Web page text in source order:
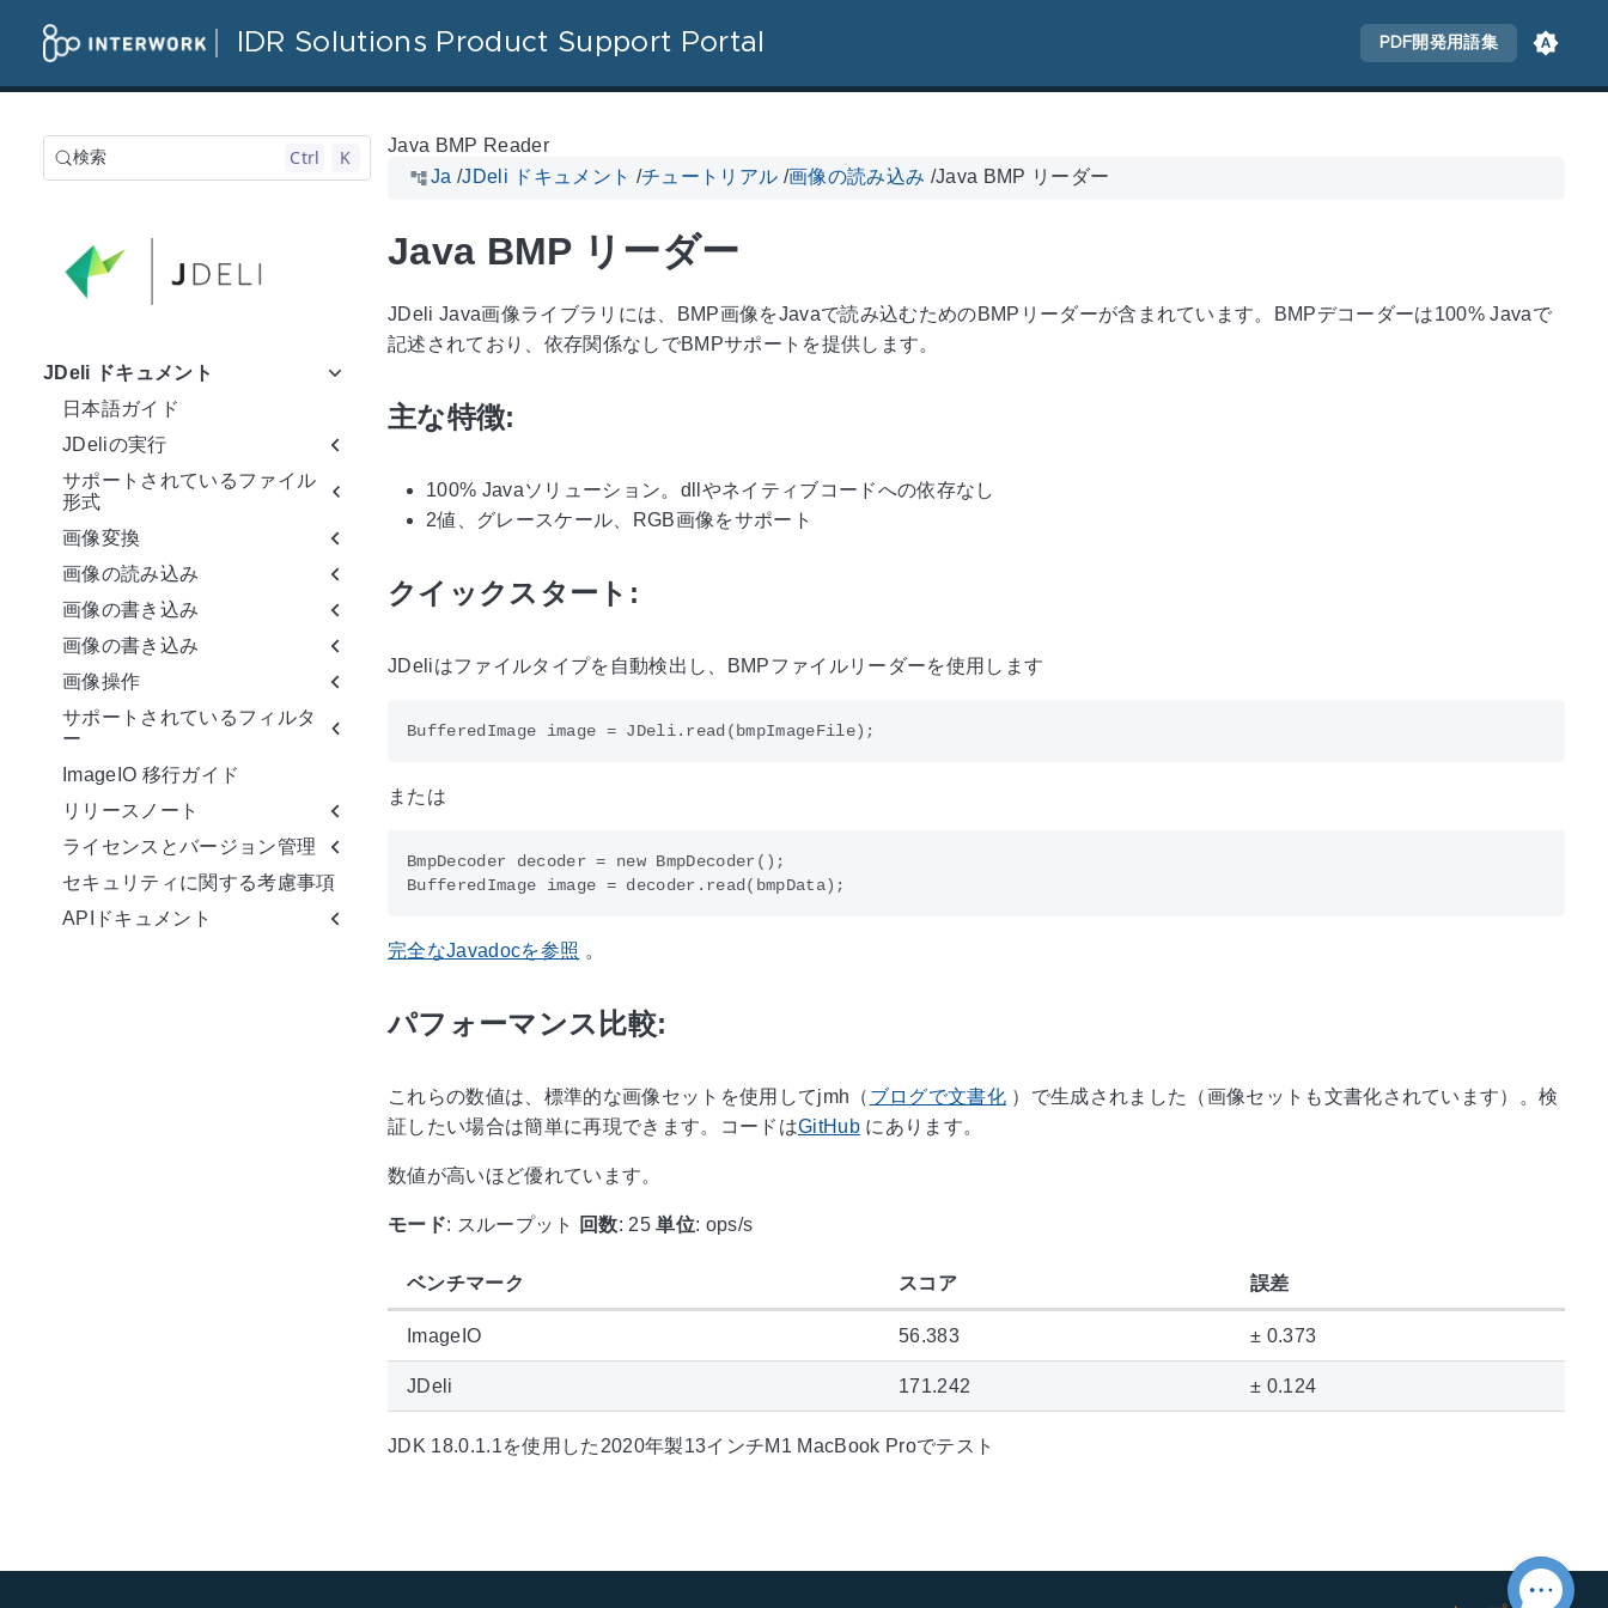
IDR Solutions Product Support Portal PDF開発用語集
検索 Ctrl K
JDeli ドキュメント
日本語ガイド
JDeliの実行
サポートされているファイル
形式
画像変換
画像の読み込み
画像の書き込み
画像の書き込み
画像操作
サポートされているフィルタ
ー
ImageIO 移行ガイド
リリースノート
ライセンスとバージョン管理
セキュリティに関する考慮事項
APIドキュメント
Java BMP Reader
Ja /JDeli ドキュメント /チュートリアル /画像の読み込み /Java BMP リーダー
Java BMP リーダー
JDeli Java画像ライブラリには、BMP画像をJavaで読み込むためのBMPリーダーが含まれています。BMPデコーダーは100% Javaで
記述されており、依存関係なしでBMPサポートを提供します。
主な特徴:
100% Javaソリューション。dllやネイティブコードへの依存なし
2値、グレースケール、RGB画像をサポート
クイックスタート:
JDeliはファイルタイプを自動検出し、BMPファイルリーダーを使用します
または
BmpDecoder decoder = new BmpDecoder();
完全なJavadocを参照 。
パフォーマンス比較:
これらの数値は、標準的な画像セットを使用してjmh（ ブログで文書化）で生成されました（画像セットも文書化されています）。検
証したい場合は簡単に再現できます。コードはGitHubにあります。
数値が高いほど優れています。
モード: スループット 回数: 25単位: ops/s
ベンチマーク スコア 誤差
ImageIO 56.383 ± 0.373
JDeli 171.242 ± 0.124
JDK 18.0.1.1を使用した2020年製13インチM1 MacBook Proでテスト